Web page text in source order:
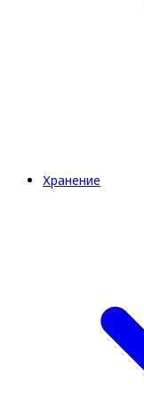
Хранение